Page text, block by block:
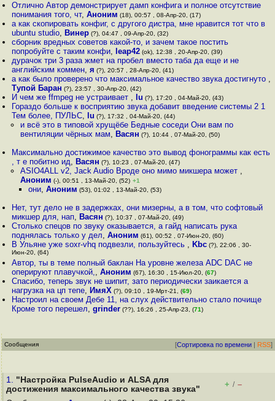
Отлично Автор демонстрирует дамп конфига и полное отсутствие
понимания того, чт,Аноним (18), 00:57 , 08-Апр-20, (17)
а как скопировать конфиг, с другого дистра, мне нравится тот что в
ubuntu studio, Винер (?), 04:47 , 09-Апр-20, (32)
сборник вредных советов какой-то, и зачем такое постить
попробуйте с таким конфи, leap42 (ok), 12:38 , 20-Апр-20, (39)
дурачок три 3 раза жмет на пробел вместо таба да еще и не
английским коммен,я (?), 20:57 , 28-Апр-20, (41)
а как было проверено что максимальное качество звука достигнуто ,
Тупой Баран (?), 23:57 , 30-Апр-20, (42)
И чем же ffmpeg не устраивает , lu (?), 17:20 , 04-Май-20, (43)
Гораздо больше к восприятию звука добавит введение системы 2 1
Тем более, ПУЛЬС, lu (?), 17:32 , 04-Май-20, (44)
и всё это в типовой хрущёбе Бедные соседи Они вам по
вентиляции чёрных мам, Васян (?), 10:44 , 07-Май-20, (50)
Максимально достижимое качество это вывод фонограммы как есть
, т е побитно ид, Васян (?), 10:23 , 07-Май-20, (47)
ASIO4ALL v2, Jack Audio Вроде оно мимо микшера может ,
Аноним (-), 00:51 , 13-Май-20, (52) +1
они, Аноним (53), 01:02 , 13-Май-20, (53)
Нет, тут дело не в задержках, они мизерны, а в том, что софтовый
микшер для, нап, Васян (?), 10:37 , 07-Май-20, (49)
Столько спецов по звуку оказывается, а гайд написать рука
поднялась только у дел,Аноним (61), 00:52 , 07-Июн-20, (60)
В Ульяне уже soxr-vhq подвезли, пользуйтесь , Kbc (?), 22:06 , 30-
Июн-20, (64)
Автор, ты в теме полный баклан На уровне железа ADC DAC не
оперируют плавучкой,,Аноним (67), 16:30 , 15-Июл-20, (67)
Спасибо, теперь звук не шипит, зато периодически заикается а
нагрузка на цп тепе, ИмяХ (?), 09:10 , 19-Мрт-21, (69)
Настроил на своем Дебе 11, на слух действительно стало почище
Кроме того перешел,grinder (??), 16:26 , 25-Апр-23, (71)
Сообщения [Сортировка по времени | RSS]
1. "Настройка PulseAudio и ALSA для
достижения максимального качества звука"
+ / –